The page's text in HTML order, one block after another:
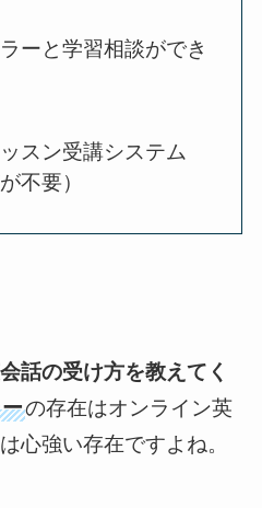
ーと学習相談ができ
スン受講システム
不要）
話の受け方を教えてく
の存在はオンライン英
心強い存在ですよね。